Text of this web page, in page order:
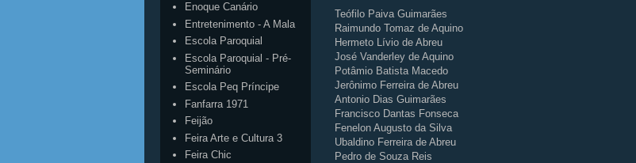
Teófilo Paiva Guimarães
Raimundo Tomaz de Aquino
Hermeto Lívio de Abreu
José Vanderley de Aquino
Potâmio Batista Macedo
Jerônimo Ferreira de Abreu
Antonio Dias Guimarães
Francisco Dantas Fonseca
Fenelon Augusto da Silva
Ubaldino Ferreira de Abreu
Pedro de Souza Reis
Enoque Canário
Entretenimento - A Mala
Escola Paroquial
Escola Paroquial - Pré-
Seminário
Escola Peq Príncipe
Fanfarra 1971
Feijão
Feira Arte e Cultura 3
Feira Chic